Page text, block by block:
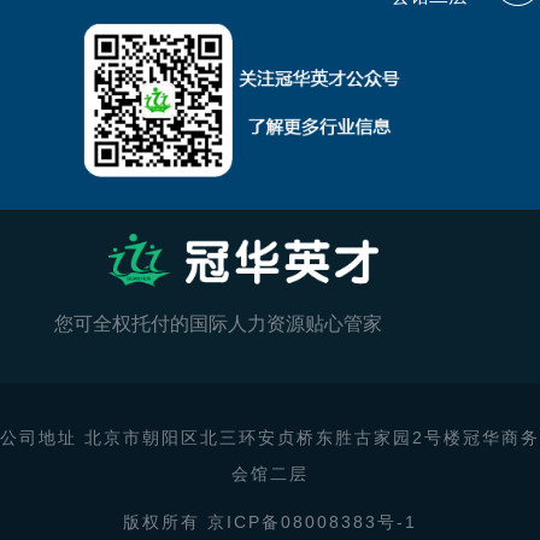
您可全权托付的国际人力资源贴心管家
公司地址 北京市朝阳区北三环安贞桥东胜古家园2号楼冠华商务
会馆二层
版权所有 京ICP备08008383号-1